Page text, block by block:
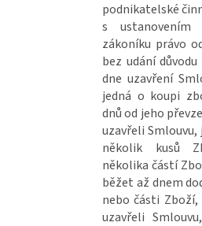
podnikatelské
s ustanovením
zákoníku právo
bez udání
dne uzavření
jedná o koupi
dnů od jeho
uzavřeli
několik kusů
několika částí
běžet až dnem
nebo části
uzavřeli